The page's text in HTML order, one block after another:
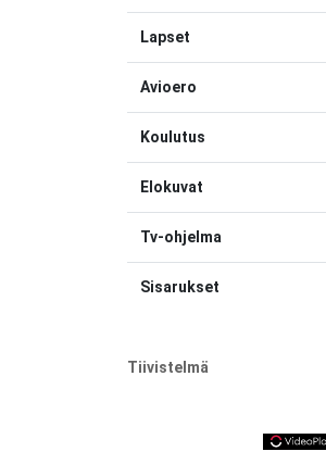
Lapset
Avioero
Koulutus
Elokuvat
Tv-ohjelma
Sisarukset
Tiivistelmä